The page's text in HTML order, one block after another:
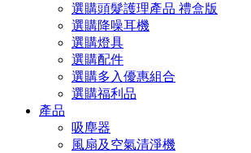
選購頭髮護理產品 禮盒版
選購降噪耳機
選購燈具
選購配件
選購多入優惠組合
選購福利品
產品
吸塵器
風扇及空氣清淨機